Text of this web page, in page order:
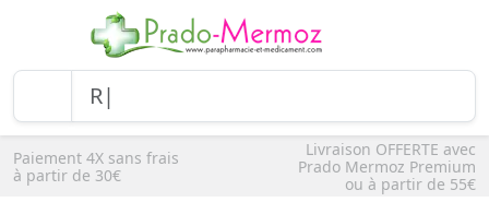
Paiement 4X sans frais
à partir de 30€
Livraison OFFERTE avec
Prado Mermoz Premium
ou à partir de 55€